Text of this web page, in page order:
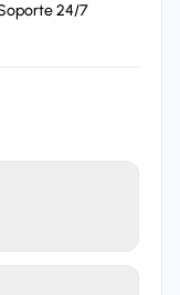
24/7